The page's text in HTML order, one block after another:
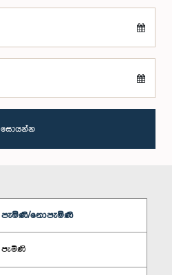
සොයන්න
පැමිණි/නොපැමිණි
පැමිණි